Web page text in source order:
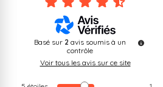
Basé sur 2 avis soumis à un
contrôle
Voir tous les avis sur ce site